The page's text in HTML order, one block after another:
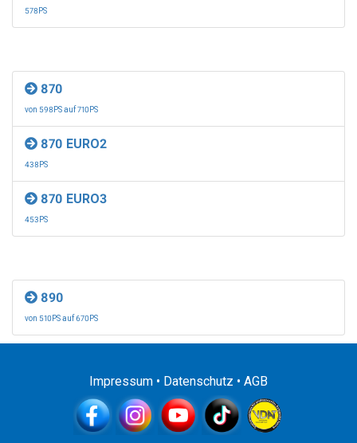
578PS
870
von 598PS auf 710PS
870 EURO2
438PS
870 EURO3
453PS
890
von 510PS auf 670PS
Impressum • Datenschutz • AGB